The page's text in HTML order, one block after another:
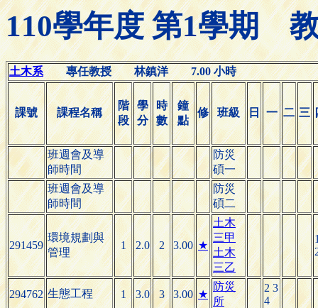
110學年度 第1學期
土木系專任教授 林鎮洋 7.00 小時
課號 課程名稱
階
段
學
分
時
數
鐘
點
修 班級 日 一 二 三
班週會及導
師時間
防災
碩一
班週會及導
師時間
防災
碩二
291459
環境規劃與
管理
1 2.0 2 3.00 ★
土木
三甲
土木
三乙
294762 生態工程 1 3.0 3 3.00 ★
防災
所
2 3
4